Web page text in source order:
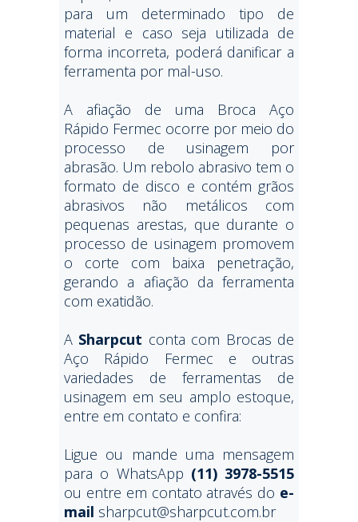
para um determinado tipo de
material e caso seja utilizada de
forma incorreta, poderá danificar a
ferramenta por mal-uso.
A afiação de uma Broca Aço
Rápido Fermec ocorre por meio do
processo de usinagem por
abrasão. Um rebolo abrasivo tem o
formato de disco e contém grãos
abrasivos não metálicos com
pequenas arestas, que durante o
processo de usinagem promovem
o corte com baixa penetração,
gerando a afiação da ferramenta
com exatidão.
A Sharpcut conta com Brocas de
Aço Rápido Fermec e outras
variedades de ferramentas de
usinagem em seu amplo estoque,
entre em contato e confira:
Ligue ou mande uma mensagem
para o WhatsApp (11) 3978-5515
ou entre em contato através do e-
mail sharpcut@sharpcut.com.br